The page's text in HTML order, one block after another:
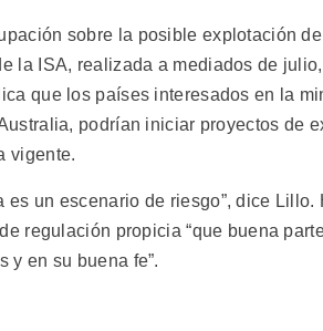
sobre la posible explotación
la ISA, realizada a mediados de
que los países interesados en la
podrían iniciar proyectos de
vigente.
es un escenario de riesgo”, dice
regulación propicia “que buena
y en su buena fe”.